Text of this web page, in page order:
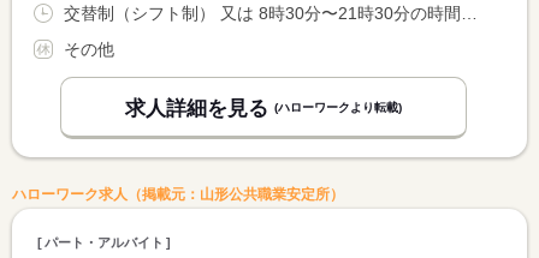
その他
求人詳細を見る (ハローワークより転載)
ハローワーク求人（掲載元：山形公共職業安定所）
パート・アルバイト